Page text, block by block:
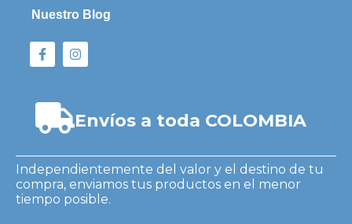
Nuestro Blog
Envíos a toda COLOMBIA
Independientemente del valor y el destino de tu
compra, enviamos tus productos en el menor
tiempo posible.